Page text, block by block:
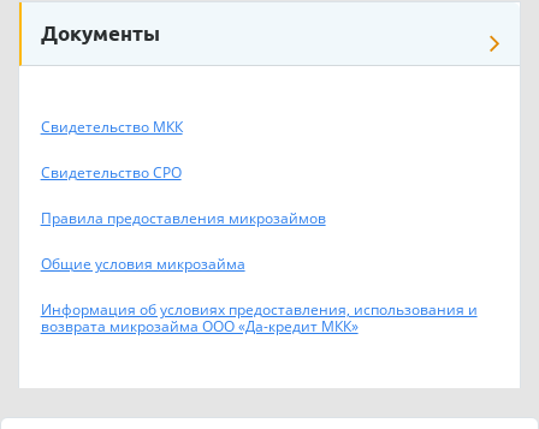
Документы
Свидетельство МКК
Свидетельство СРО
Правила предоставления микрозаймов
Общие условия микрозайма
Информация об условиях предоставления, использования и
возврата микрозайма ООО «Да-кредит МКК»